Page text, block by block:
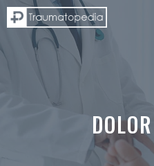
Saltar
al
contenido